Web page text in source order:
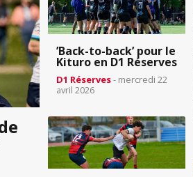
’Back-to-back’ pour le
Kituro en D1 Réserves
D1 Réserves- mercredi 22
avril 2026